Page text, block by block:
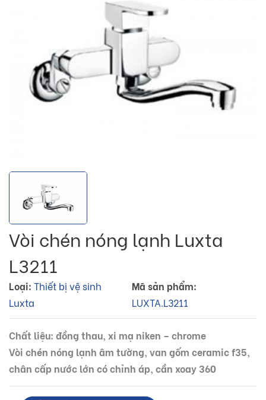
Vòi chén nóng lạnh Luxta
L3211
Loại: Thiết bị vệ sinh
Luxta
Mã sản phẩm:
LUXTA.L3211
Chất liệu: đồng thau, xi mạ niken – chrome
Vòi chén nóng lạnh âm tường, van gốm ceramic f35,
chân cấp nước lớn có chỉnh áp, cần xoay 360